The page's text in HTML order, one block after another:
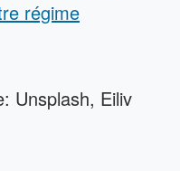
régime
Unsplash, Eiliv